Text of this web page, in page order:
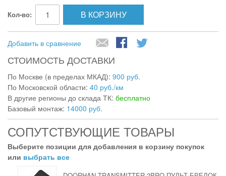
Кол-во: В КОРЗИНУ
Добавить в сравнение
СТОИМОСТЬ ДОСТАВКИ
По Москве (в пределах МКАД): 900 руб.
По Московской области: 40 руб./км
В другие регионы до склада ТК: бесплатно
Базовый монтаж: 14000 руб.
СОПУТСТВУЮЩИЕ ТОВАРЫ
Выберите позиции для добавления в корзину покупок
или выбрать все